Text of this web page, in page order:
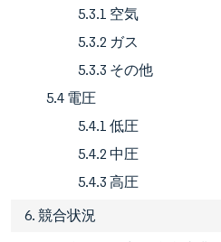
5.3.1 空気
5.3.2 ガス
5.3.3 その他
5.4 電圧
5.4.1 低圧
5.4.2 中圧
5.4.3 高圧
6. 競合状況